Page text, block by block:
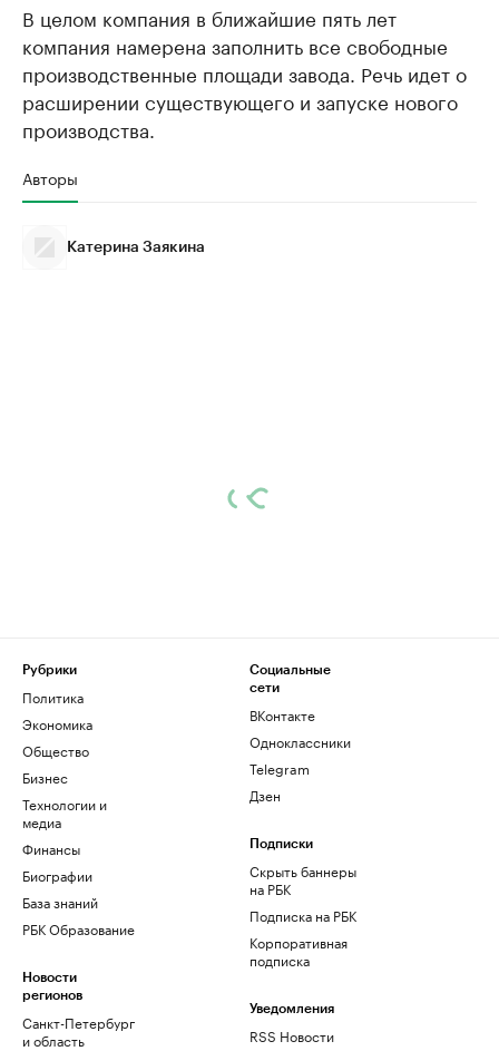
В целом компания в ближайшие пять лет
компания намерена заполнить все свободные
производственные площади завода. Речь идет о
расширении существующего и запуске нового
производства.
Авторы
Катерина Заякина
Рубрики
Политика
Экономика
Общество
Бизнес
Технологии и
медиа
Финансы
Биографии
База знаний
РБК Образование
Новости
регионов
Санкт-Петербург
и область
Социальные
сети
ВКонтакте
Одноклассники
Telegram
Дзен
Подписки
Скрыть баннеры
на РБК
Подписка на РБК
Корпоративная
подписка
Уведомления
RSS Новости